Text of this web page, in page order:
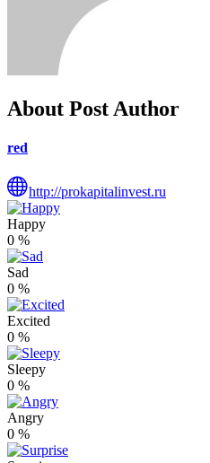
About Post Author
red
http://prokapitalinvest.ru
Happy
0 %
Sad
0 %
Excited
0 %
Sleepy
0 %
Angry
0 %